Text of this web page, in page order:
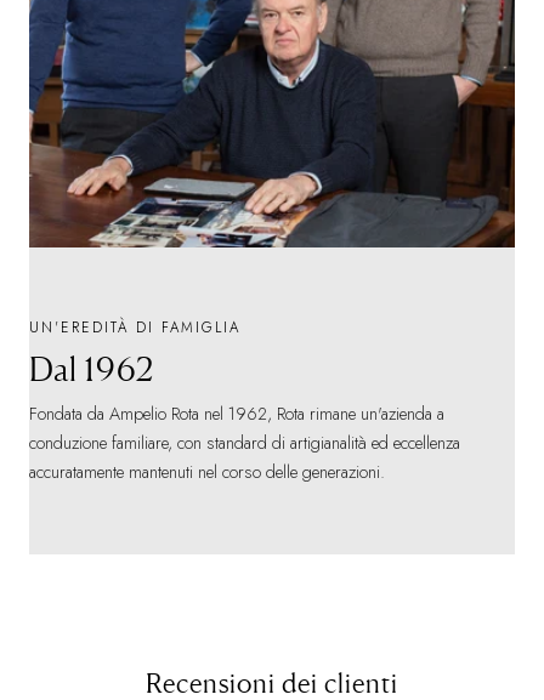
UN'EREDITÀ DI FAMIGLIA
Dal 1962
Fondata da Ampelio Rota nel 1962, Rota rimane un'azienda a
conduzione familiare, con standard di artigianalità ed eccellenza
accuratamente mantenuti nel corso delle generazioni.
Recensioni dei clienti